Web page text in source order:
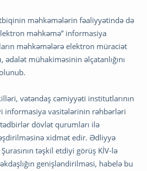
məhkəmələrin fəaliyyətində də
məhkəmə” informasiya
məhkəmələrə elektron müraciət
ədalət mühakiməsinin əlçatanlığını
vətəndaş cəmiyyəti institutlarının
informasiya vasitələrinin rəhbərləri
dövlət qurumları ilə
xidmət edir. Ədliyyə
təşkil etdiyi görüş KİV-lə
genişləndirilməsi, habelə bu